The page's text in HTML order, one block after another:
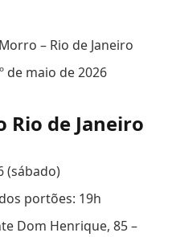
– Rio de Janeiro
de maio de 2026
Rio de Janeiro
(sábado)
portões: 19h
Dom Henrique, 85 –